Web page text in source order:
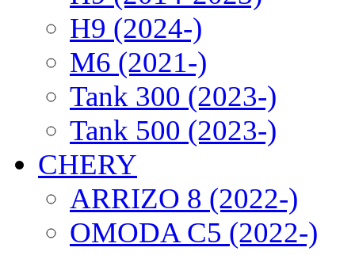
H9 (2024-)
M6 (2021-)
Tank 300 (2023-)
Tank 500 (2023-)
CHERY
ARRIZO 8 (2022-)
OMODA C5 (2022-)